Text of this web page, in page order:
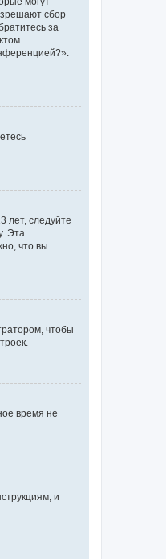
сбор
за
лет, следуйте
Эта
что вы
чтобы
время не
и